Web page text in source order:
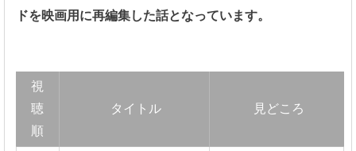
ドを映画用に再編集した話となっています。
視
聴
順
タイトル 見どころ